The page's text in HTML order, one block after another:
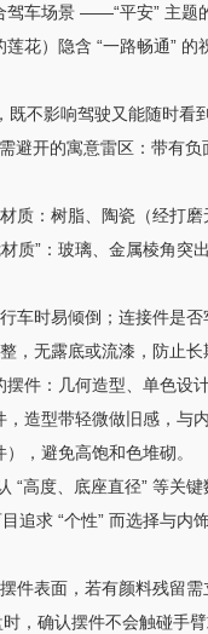
车场景 ——“平安” 主
花）隐含 “一路畅通”
不影响驾驶又能随时看
避开的寓意雷区：带有
质：树脂、陶瓷（经打
质”：玻璃、金属棱角突
车时易倾倒；连接件是
无露底或流漆，防止长
件：几何造型、单色设
造型带轻微做旧感，与
，避免高饱和色堆砌。
高度、底座直径” 等关
追求 “个性” 而选择与内
件表面，若有颜料残留
确认摆件不会触碰手臂